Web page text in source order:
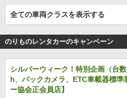
全ての車両クラスを表示する
のりものレンタカーのキャンペーン
シルバーウィーク！特別企画（台
h、バックカメラ、ETC車載器標準
ー協会正会員店】